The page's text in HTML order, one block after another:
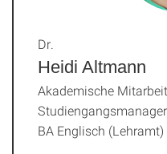
Heidi Altmann
Dr.
Akademische
BA Englisch